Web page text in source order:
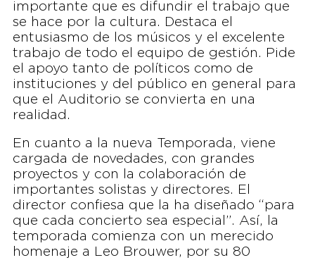
importante que es difundir el trabajo que
se hace por la cultura. Destaca el
entusiasmo de los músicos y el excelente
trabajo de todo el equipo de gestión. Pide
el apoyo tanto de políticos como de
instituciones y del público en general para
que el Auditorio se convierta en una
realidad.
En cuanto a la nueva Temporada, viene
cargada de novedades, con grandes
proyectos y con la colaboración de
importantes solistas y directores. El
director confiesa que la ha diseñado “para
que cada concierto sea especial”. Así, la
temporada comienza con un merecido
homenaje a Leo Brouwer, por su 80